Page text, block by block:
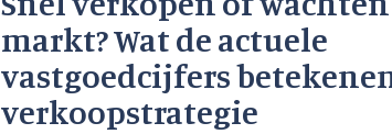
markt? Wat de actuele
vastgoedcijfers
verkoopstrategie